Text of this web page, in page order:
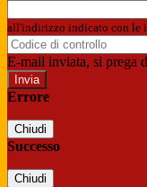
all'indirizzo indicato con le
E-mail inviata, si prega
Errore
Chiudi
Successo
Chiudi